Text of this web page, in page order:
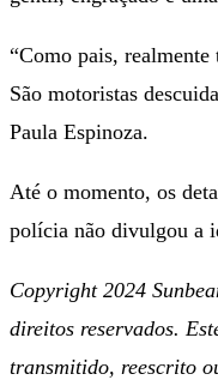
“Como pais, realmente
São motoristas
Paula Espinoza.
Até o momento, os
polícia não divulgou a
Copyright 2024
direitos reservados.
transmitido, reescrito